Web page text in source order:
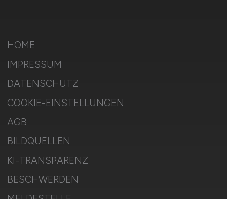
HOME
IMPRESSUM
DATENSCHUTZ
COOKIE-EINSTELLUNGEN
AGB
BILDQUELLEN
KI-TRANSPARENZ
BESCHWERDEN